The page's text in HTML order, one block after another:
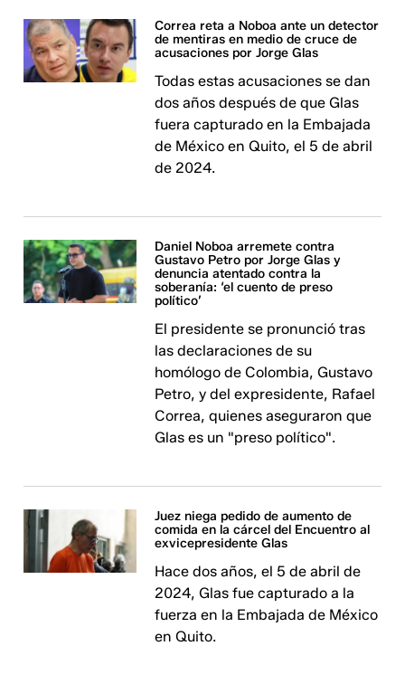
Correa reta a Noboa ante un detector
de mentiras en medio de cruce de
acusaciones por Jorge Glas
Todas estas acusaciones se dan
dos años después de que Glas
fuera capturado en la Embajada
de México en Quito, el 5 de abril
de 2024.
Daniel Noboa arremete contra
Gustavo Petro por Jorge Glas y
denuncia atentado contra la
soberanía: ‘el cuento de preso
político’
El presidente se pronunció tras
las declaraciones de su
homólogo de Colombia, Gustavo
Petro, y del expresidente, Rafael
Correa, quienes aseguraron que
Glas es un "preso político".
Juez niega pedido de aumento de
comida en la cárcel del Encuentro al
exvicepresidente Glas
Hace dos años, el 5 de abril de
2024, Glas fue capturado a la
fuerza en la Embajada de México
en Quito.